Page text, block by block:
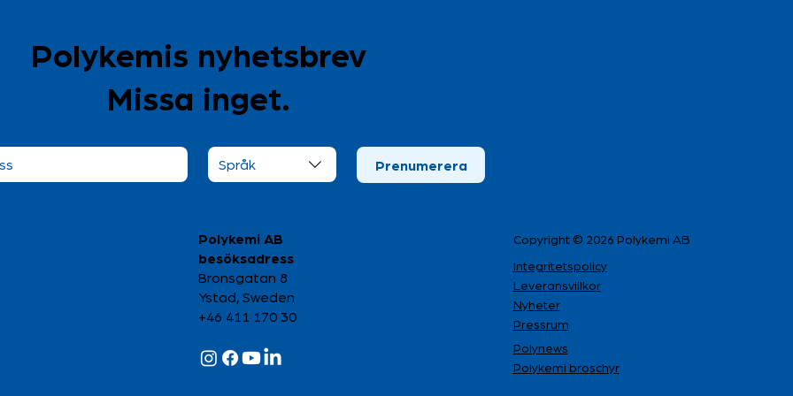
Dubbel investering i
plaståtervinning inom två
år
Generationsskiftet i
Polykemi Group är här
Polykemis nyhetsbrev
Missa inget.
Språk Prenumerera
Polykemi AB
besöksadress
Bronsgatan 8
Ystad, Sweden
+46 411 170 30
Copyright © 2026 Polykemi AB
Integritetspolicy
Leveransvillkor
Nyheter
Pressrum
Polynews
Polykemi broschyr